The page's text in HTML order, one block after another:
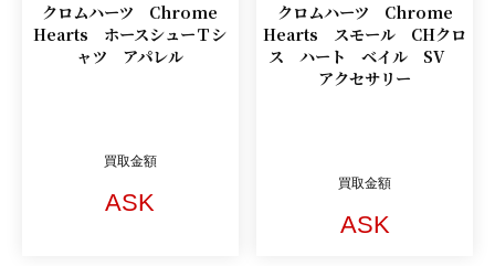
クロムハーツ Chrome
Hearts ホースシューＴシ
ャツ アパレル
買取金額
ASK
クロムハーツ Chrome
Hearts スモール CHクロ
ス ハート ベイル SV
アクセサリー
買取金額
ASK